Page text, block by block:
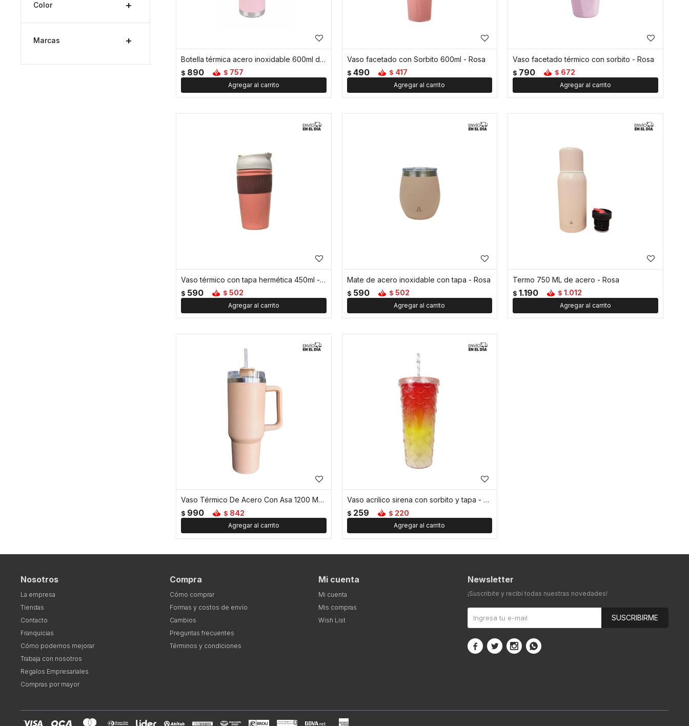
Botella térmica acero inoxidable 600ml diseño minimalista - Rosa
$ 890 $ 757
Vaso facetado con Sorbito 600ml - Rosa
$ 490 $ 417
Vaso facetado térmico con sorbito - Rosa
$ 790 $ 672
Vaso térmico con tapa hermética 450ml - Rosa
$ 590 $ 502
Mate de acero inoxidable con tapa - Rosa
$ 590 $ 502
Termo 750 ML de acero - Rosa
$ 1.190 $ 1.012
Vaso Térmico De Acero Con Asa 1200 ML - Rosa
$ 990 $ 842
Vaso acrilico sirena con sorbito y tapa - Rosa
$ 259 $ 220
Color
Marcas
Nosotros
La empresa
Tiendas
Contacto
Franquicias
Cómo podemos mejorar
Trabaja con nosotros
Regalos Empresariales
Compras por mayor
Compra
Cómo comprar
Formas y costos de envío
Cambios
Preguntas frecuentes
Términos y condiciones
Mi cuenta
Mi cuenta
Mis compras
Wish List
Newsletter
¡Suscribite y recibí todas nuestras novedades!
SUSCRIBIRME
   